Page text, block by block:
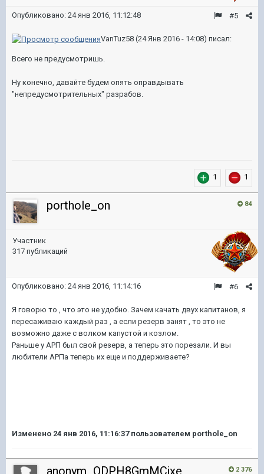
#5
Опубликовано: 24 янв 2016, 11:12:48
VanTuz58 (24 Янв 2016 - 14:08) писал:
Всего не предусмотришь.
Ну конечно, давайте будем опять оправдывать
"непредусмотрительных" разрабов.
1 1
84
porthole_on
Участник
317 публикаций
#6
Опубликовано: 24 янв 2016, 11:14:16
Я говорю то , что это не удобно. Зачем качать двух капитанов, я
пересаживаю каждый раз , а если резерв занят , то это не
возможно даже с волком капустой и козлом.
Раньше у АРП был свой резерв, а теперь это порезали. И вы
любители АРПа теперь их еще и поддерживаете?
Изменено 24 янв 2016, 11:16:37пользователем porthole_on
2 376
anonym_QDPH8GmMCjxe